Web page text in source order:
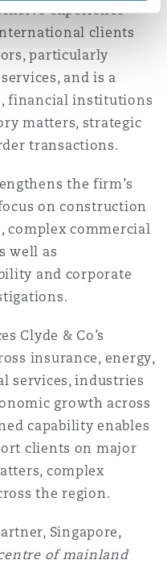
experience
clients
particularly
and is a
financial institutions
matters, strategic
transactions.
the firm’s
on construction
complex commercial
well as
and corporate
Clyde & Co’s
insurance, energy,
services, industries
growth across
capability enables
clients on major
complex
the region.
Singapore,
of mainland